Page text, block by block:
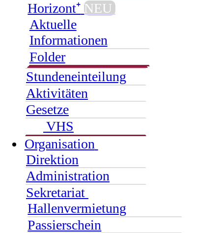
Horizont⁺ NEU
Aktuelle
Informationen
Folder
Stundeneinteilung
Aktivitäten
Gesetze
VHS
Organisation
Direktion
Administration
Sekretariat
Hallenvermietung
Passierschein